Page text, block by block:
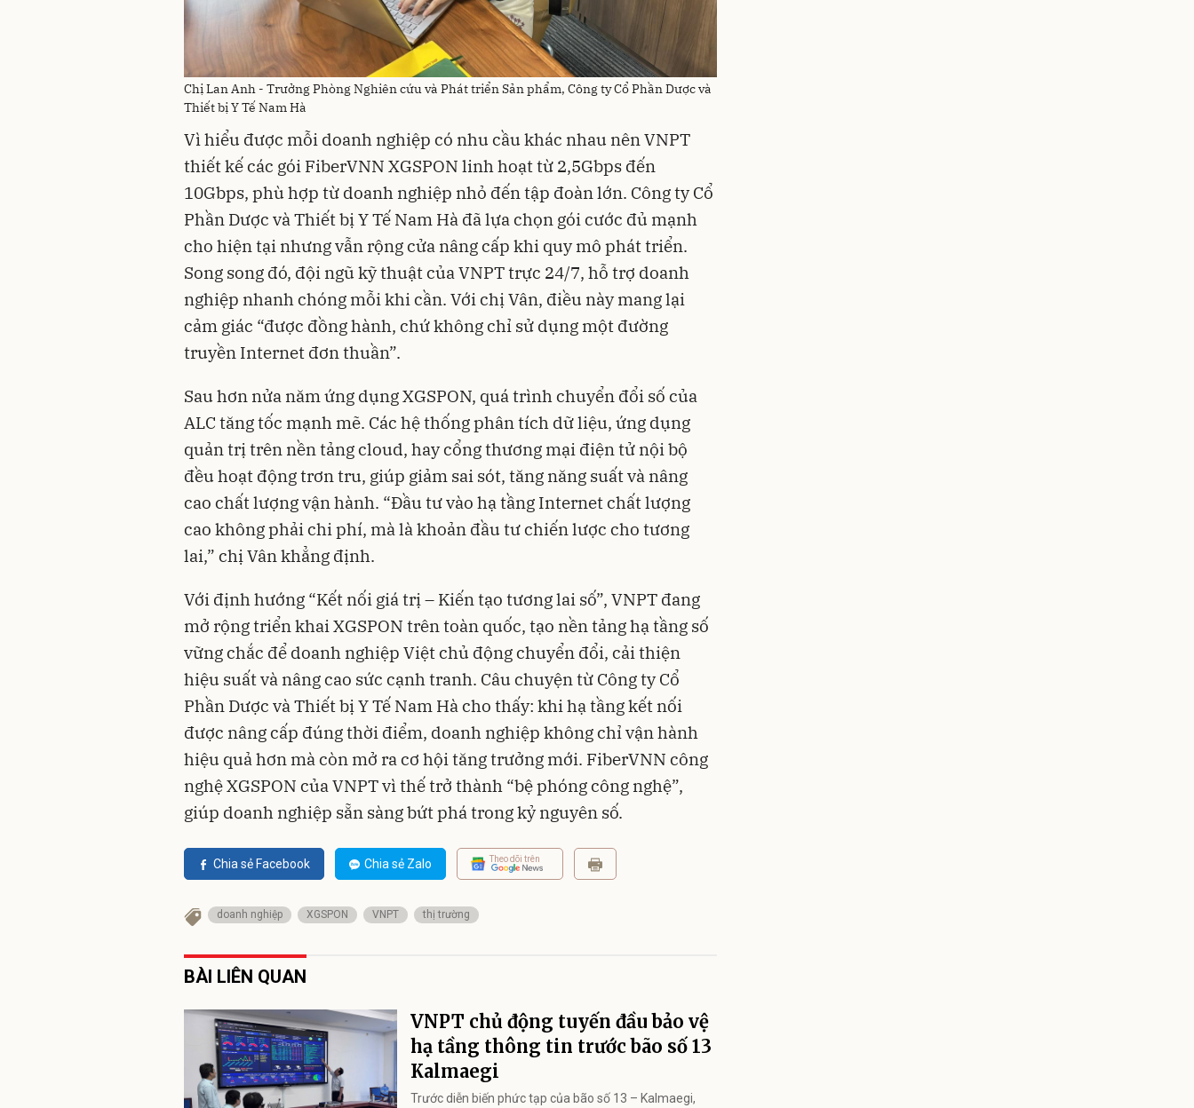
Chị Lan Anh - Trưởng Phòng Nghiên cứu và Phát triển Sản phẩm, Công ty Cổ Phần Dược và
Thiết bị Y Tế Nam Hà
Vì hiểu được mỗi doanh nghiệp có nhu cầu khác nhau nên VNPT
thiết kế các gói FiberVNN XGSPON linh hoạt từ 2,5Gbps đến
10Gbps, phù hợp từ doanh nghiệp nhỏ đến tập đoàn lớn. Công ty Cổ
Phần Dược và Thiết bị Y Tế Nam Hà đã lựa chọn gói cước đủ mạnh
cho hiện tại nhưng vẫn rộng cửa nâng cấp khi quy mô phát triển.
Song song đó, đội ngũ kỹ thuật của VNPT trực 24/7, hỗ trợ doanh
nghiệp nhanh chóng mỗi khi cần. Với chị Vân, điều này mang lại
cảm giác “được đồng hành, chứ không chỉ sử dụng một đường
truyền Internet đơn thuần”.
Sau hơn nửa năm ứng dụng XGSPON, quá trình chuyển đổi số của
ALC tăng tốc mạnh mẽ. Các hệ thống phân tích dữ liệu, ứng dụng
quản trị trên nền tảng cloud, hay cổng thương mại điện tử nội bộ
đều hoạt động trơn tru, giúp giảm sai sót, tăng năng suất và nâng
cao chất lượng vận hành. “Đầu tư vào hạ tầng Internet chất lượng
cao không phải chi phí, mà là khoản đầu tư chiến lược cho tương
lai,” chị Vân khẳng định.
Với định hướng “Kết nối giá trị – Kiến tạo tương lai số”, VNPT đang
mở rộng triển khai XGSPON trên toàn quốc, tạo nền tảng hạ tầng số
vững chắc để doanh nghiệp Việt chủ động chuyển đổi, cải thiện
hiệu suất và nâng cao sức cạnh tranh. Câu chuyện từ Công ty Cổ
Phần Dược và Thiết bị Y Tế Nam Hà cho thấy: khi hạ tầng kết nối
được nâng cấp đúng thời điểm, doanh nghiệp không chỉ vận hành
hiệu quả hơn mà còn mở ra cơ hội tăng trưởng mới. FiberVNN công
nghệ XGSPON của VNPT vì thế trở thành “bệ phóng công nghệ”,
giúp doanh nghiệp sẵn sàng bứt phá trong kỷ nguyên số.
Chia sẻ Facebook Chia sẻ Zalo Theo dõi trên
doanh nghiệp XGSPON VNPT thị trường
BÀI LIÊN QUAN
VNPT chủ động tuyến đầu bảo vệ
hạ tầng thông tin trước bão số 13
Kalmaegi
Trước diễn biến phức tạp của bão số 13 – Kalmaegi,